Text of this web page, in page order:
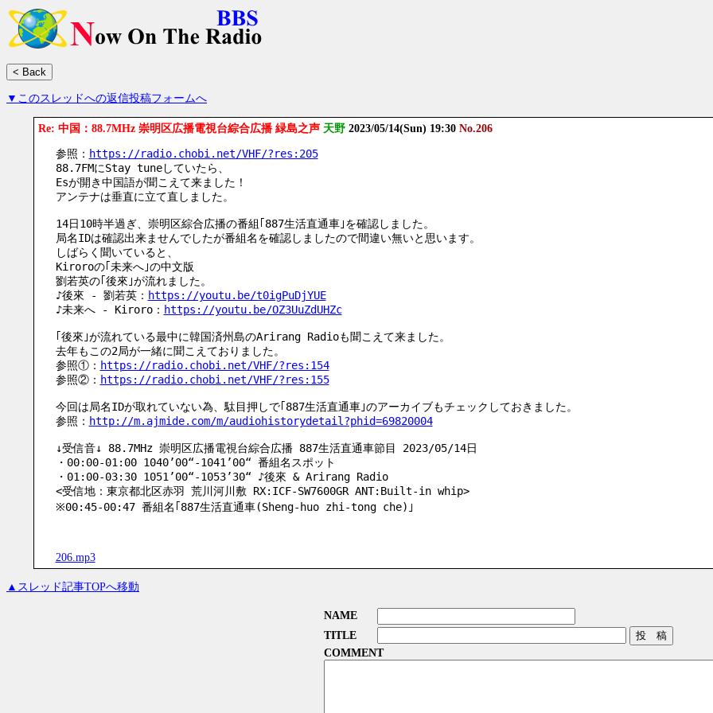
▼このスレッドへの返信投稿フォームへ
Re: 中国：88.7MHz 崇明区広播電視台綜合広播 緑島之声 天野 2023/05/14(Sun) 19:30 No.206
参照： https://radio.chobi.net/VHF/?res:205
88.7FMにStay tuneしていたら、
Esが開き中国語が聞こえて来ました！
アンテナは垂直に立て直しました。
14日10時半過ぎ、崇明区綜合広播の番組｢887生活直通車｣を確認しました。
局名IDは確認出来ませんでしたが番組名を確認しましたので間違い無いと思います。
しばらく聞いていると、
Kiroroの｢未来へ｣の中文版
劉若英の｢後來｣が流れました。
♪後來 - 劉若英： https://youtu.be/t0igPuDjYUE
♪未来へ - Kiroro： https://youtu.be/OZ3UuZdUHZc
｢後來｣が流れている最中に韓国済州島のArirang Radioも聞こえて来ました。
去年もこの2局が一緒に聞こえておりました。
参照①： https://radio.chobi.net/VHF/?res:154
参照②： https://radio.chobi.net/VHF/?res:155
今回は局名IDが取れていない為、駄目押しで｢887生活直通車｣のアーカイブもチェックしておきました。
参照： http://m.ajmide.com/m/audiohistorydetail?phid=69820004
↓受信音↓ 88.7MHz 崇明区広播電視台綜合広播 887生活直通車節目 2023/05/14日
・00:00-01:00 1040’00“-1041’00“ 番組名スポット
・01:00-03:30 1051’00“-1053’30“ ♪後來 & Arirang Radio
<受信地：東京都北区赤羽 荒川河川敷 RX:ICF-SW7600GR ANT:Built-in whip>
※00:45-00:47 番組名｢887生活直通車(Sheng-huo zhi-tong che)｣
206.mp3
▲スレッド記事TOPへ移動
NAME
TITLE
COMMENT